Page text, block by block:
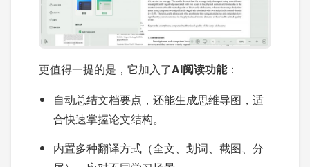
更值得一提的是，它加入了AI阅读功能：
自动总结文档要点，还能生成思维导图，适
合快速掌握论文结构。
内置多种翻译方式（全文、划词、截图、分